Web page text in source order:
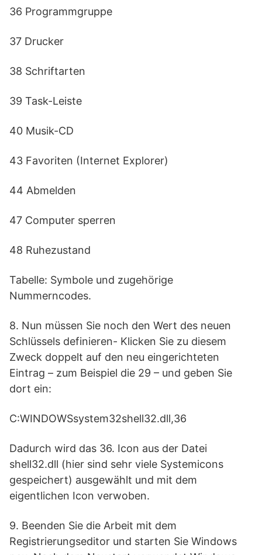
36 Programmgruppe
37 Drucker
38 Schriftarten
39 Task-Leiste
40 Musik-CD
43 Favoriten (Internet Explorer)
44 Abmelden
47 Computer sperren
48 Ruhezustand
Tabelle: Symbole und zugehörige
Nummerncodes.
8. Nun müssen Sie noch den Wert des neuen
Schlüssels definieren- Klicken Sie zu diesem
Zweck doppelt auf den neu eingerichteten
Eintrag – zum Beispiel die 29 – und geben Sie
dort ein:
C:WINDOWSsystem32shell32.dll,36
Dadurch wird das 36. Icon aus der Datei
shell32.dll (hier sind sehr viele Systemicons
gespeichert) ausgewählt und mit dem
eigentlichen Icon verwoben.
9. Beenden Sie die Arbeit mit dem
Registrierungseditor und starten Sie Windows